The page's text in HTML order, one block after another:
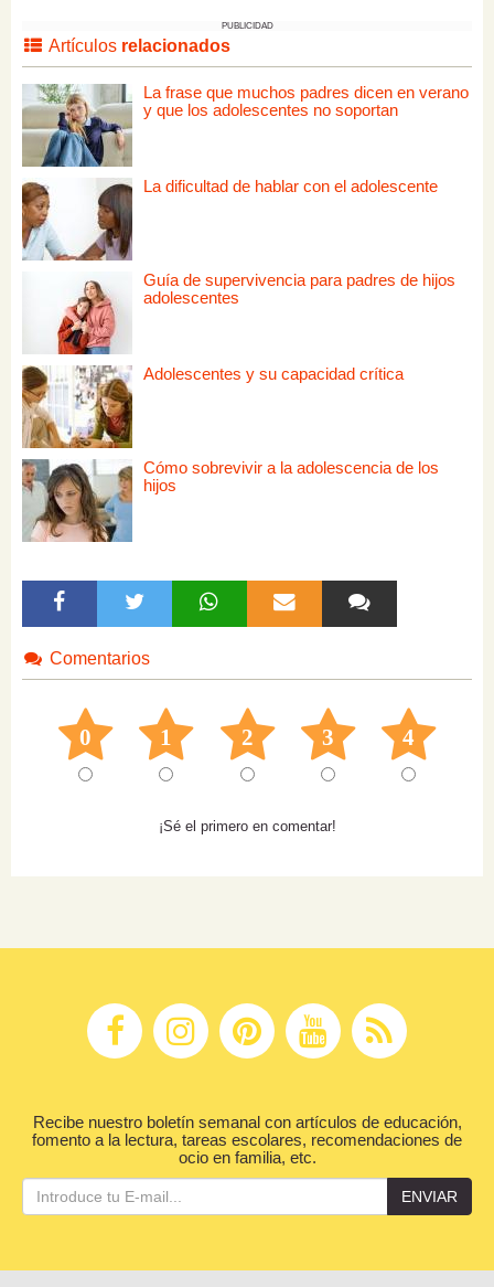
PUBLICIDAD
Artículos relacionados
La frase que muchos padres dicen en verano
y que los adolescentes no soportan
La dificultad de hablar con el adolescente
Guía de supervivencia para padres de hijos
adolescentes
Adolescentes y su capacidad crítica
Cómo sobrevivir a la adolescencia de los
hijos
Comentarios
0 1 2 3 4
¡Sé el primero en comentar!
Recibe nuestro boletín semanal con artículos de educación,
fomento a la lectura, tareas escolares, recomendaciones de
ocio en familia, etc.
ENVIAR